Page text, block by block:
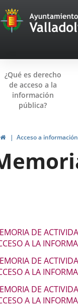
Menu
Transparencia
¿Qué es derecho
de acceso a la
información
pública?
InicioAcceso a
DE
A LA
DE
A LA
DE
A LA